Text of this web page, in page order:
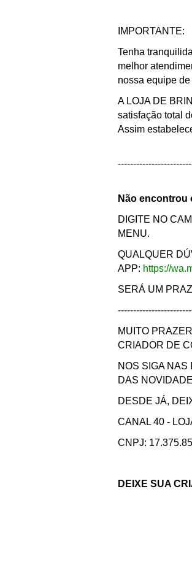
IMPORTANTE:
Tenha
melhor
nossa equipe
A LOJA DE
satisfação total
Assim
Não encontrou
DIGITE NO
MENU.
QUALQUER
APP: https://
SERÁ UM
MUITO
CRIADOR DE
NOS SIGA
DAS
DESDE JÁ,
CANAL 40 -
CNPJ:
DEIXE SUA